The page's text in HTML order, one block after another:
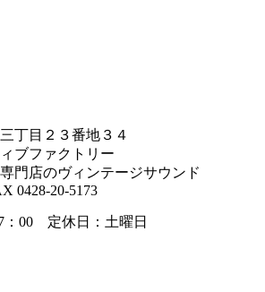
丁目２３番地３４
ブファクトリー
門店のヴィンテージサウンド
0428-20-5173
：00 定休日：土曜日